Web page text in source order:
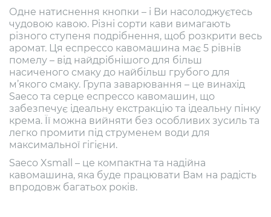
Одне натиснення кнопки – і Ви насолоджуєтесь
чудовою кавою. Різні сорти кави вимагають
різного ступеня подрібнення, щоб розкрити весь
аромат. Ця еспрессо кавомашина має 5 рівнів
помелу – від найдрібнішого для більш
насиченого смаку до найбільш грубого для
м’якого смаку. Група заварювання – це винахід
Saeco та серце еспрессо кавомашин, що
забезпечує ідеальну екстракцію та ідеальну пінку
крема. Її можна вийняти без особливих зусиль та
легко промити під струменем води для
максимальної гігієни.
Saeco Xsmall – це компактна та надійна
кавомашина, яка буде працювати Вам на радість
впродовж багатьох років.